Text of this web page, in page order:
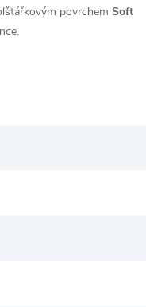
povrchem Soft